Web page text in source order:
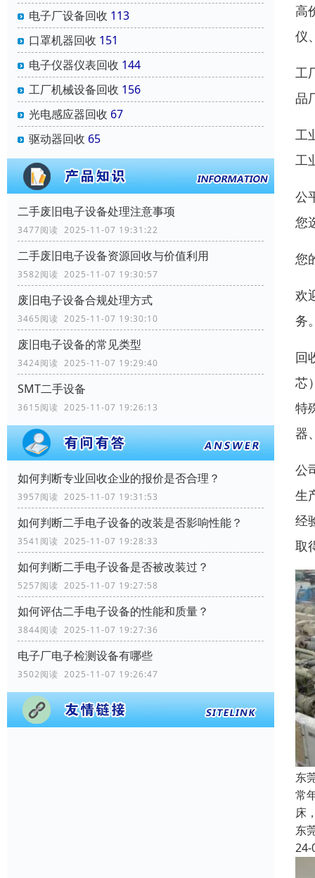
电子厂设备回收 113
口罩机器回收 151
电子仪器仪表回收 144
工厂机械设备回收 156
光电感应器回收 67
驱动器回收 65
二手废旧电子设备处理注意事项
3477阅读 2025-11-07 19:31:22
二手废旧电子设备资源回收与价值利用
3582阅读 2025-11-07 19:30:57
废旧电子设备合规处理方式
3465阅读 2025-11-07 19:30:10
废旧电子设备的常见类型
3424阅读 2025-11-07 19:29:40
SMT二手设备
3615阅读 2025-11-07 19:26:13
如何判断专业回收企业的报价是否合理？
3957阅读 2025-11-07 19:31:53
如何判断二手电子设备的改装是否影响性能？
3541阅读 2025-11-07 19:28:33
如何判断二手电子设备是否被改装过？
5257阅读 2025-11-07 19:27:58
如何评估二手电子设备的性能和质量？
3844阅读 2025-11-07 19:27:36
电子厂电子检测设备有哪些
3502阅读 2025-11-07 19:26:47
高
仪
工
品
工
工
公
您
您
欢
务
回
芯
特
器
公
生
经
取
东
常
床
东
24-